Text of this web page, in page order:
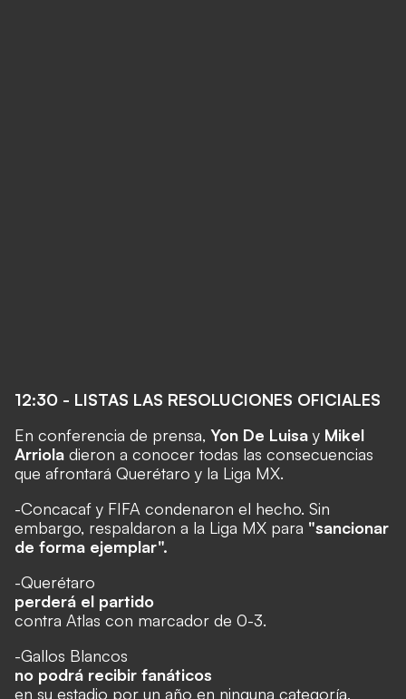
12:30 - LISTAS LAS RESOLUCIONES OFICIALES
En conferencia de prensa, Yon De Luisa y Mikel
Arriola dieron a conocer todas las consecuencias
que afrontará Querétaro y la Liga MX.
-Concacaf y FIFA condenaron el hecho. Sin
embargo, respaldaron a la Liga MX para "sancionar
de forma ejemplar".
-Querétaro
perderá el partido
contra Atlas con marcador de 0-3.
-Gallos Blancos
no podrá recibir fanáticos
en su estadio por un año en ninguna categoría,